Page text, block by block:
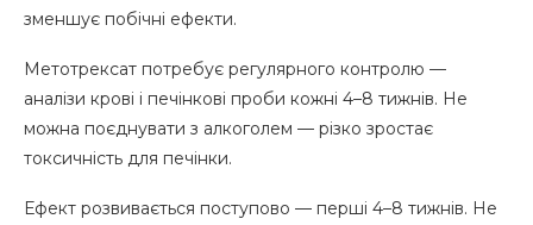
зменшує побічні ефекти.
Метотрексат потребує регулярного контролю —
аналізи крові і печінкові проби кожні 4–8 тижнів. Не
можна поєднувати з алкоголем — різко зростає
токсичність для печінки.
Ефект розвивається поступово — перші 4–8 тижнів. Не